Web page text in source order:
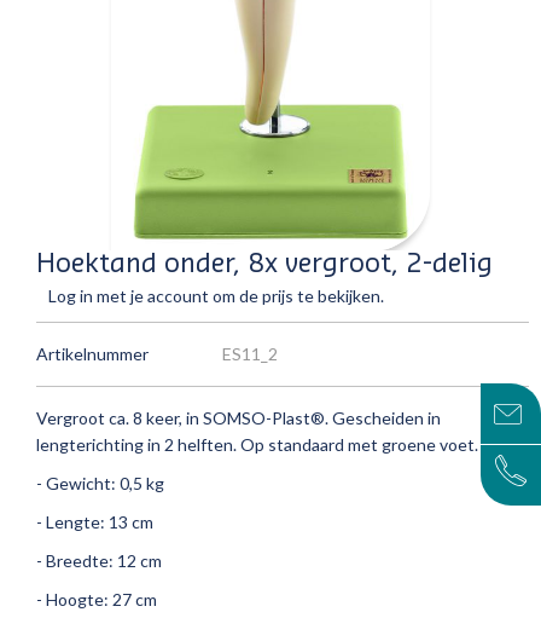
Hoektand onder, 8x vergroot, 2-delig
Log in met je account om de prijs te bekijken.
Artikelnummer ES11_2
Vergroot ca.8 keer, in SOMSO-Plast®.Gescheiden in
lengterichting in 2 helften.Op standaard met groene voet.
- Gewicht: 0,5 kg
- Lengte: 13 cm
- Breedte: 12 cm
- Hoogte: 27 cm